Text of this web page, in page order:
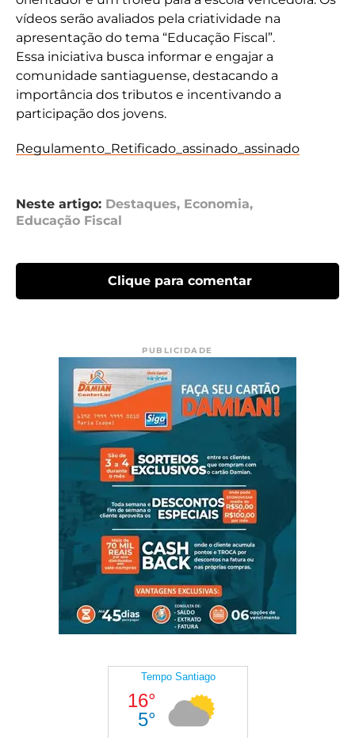
vídeos serão avaliados pela criatividade na
apresentação do tema “Educação Fiscal”.
Essa iniciativa busca informar e engajar a
comunidade santiaguense, destacando a
importância dos tributos e incentivando a
participação dos jovens.
Regulamento_Retificado_assinado_assinado
Neste artigo: Destaques, Economia,
Educação Fiscal
Clique para comentar
PUBLICIDADE